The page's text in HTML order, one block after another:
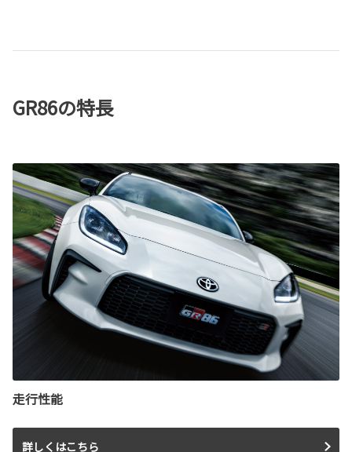
GR86の特長
走行性能
詳しくはこちら